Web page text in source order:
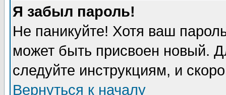
Я забыл пароль!
Не паникуйте! Хотя ваш
может быть присвоен новый.
следуйте инструкциям, и
Вернуться к началу